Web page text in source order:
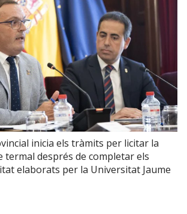
inicia els tràmits per licitar la
termal després de completar els
elaborats per la Universitat Jaume